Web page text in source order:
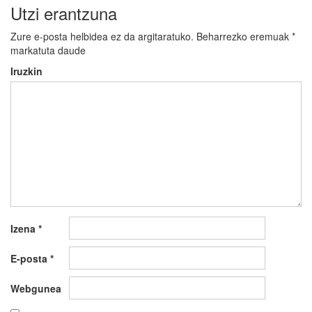
Utzi erantzuna
Zure e-posta helbidea ez da argitaratuko. Beharrezko eremuak *
markatuta daude
Iruzkin
Izena *
E-posta *
Webgunea